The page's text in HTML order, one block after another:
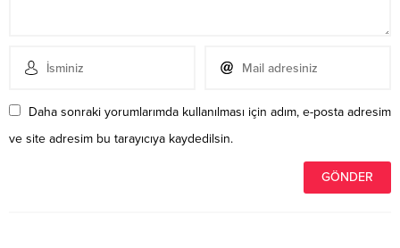
Daha sonraki yorumlarımda kullanılması için adım, e-posta adresim
ve site adresim bu tarayıcıya kaydedilsin.